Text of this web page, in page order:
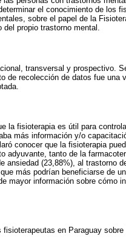
el conocimiento de los
sobre el papel de la
del propio trastorno mental.
transversal y prospectivo.
de recolección de datos fue una
la fisioterapia es útil para
más información y/o
conocer que la fisioterapia
adyuvante, tanto de la
ansiedad (23,88%), al trastorno
más podrían beneficiarse de
mayor información sobre cómo
en Paraguay